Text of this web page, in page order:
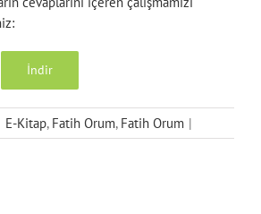
İndir
E-Kitap, Fatih Orum, Fatih Orum |